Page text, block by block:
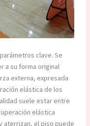
clave. Se
a su forma original
externa, expresada
elástica de los
suele estar entre
elástica
aterrizan, el piso puede